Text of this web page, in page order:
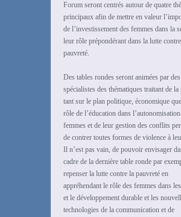
Forum seront centrés autour de quatre
principaux afin de mettre en valeur
de l’investissement des femmes dans la
leur rôle prépondérant dans la lutte
pauvreté.
Des tables rondes seront animées par
spécialistes des thématiques traitant de la
tant sur le plan politique, économique
rôle de l’éducation dans
femmes et de leur gestion des conflits
de contrer toutes formes de violence à
Il n’est pas vain, de pouvoir envisager
cadre de la dernière table ronde par
repenser la lutte contre la pauvreté en
appréhendant le rôle des femmes dans
et le développement durable et les
technologies de la communication et de